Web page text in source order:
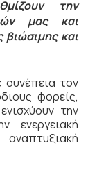
την
μας και
και
τον
φορείς,
την
ενεργειακή